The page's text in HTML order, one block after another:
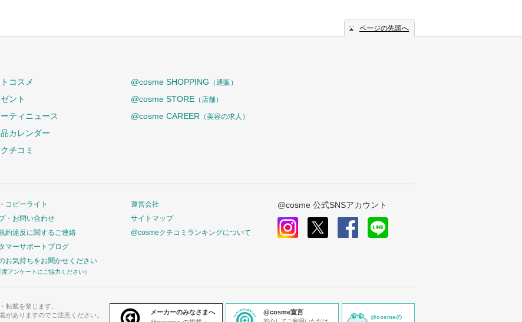
ページの先頭へ
コスメ
ント
ティニュース
カレンダー
チコミ
@cosme SHOPPING （通販）
@cosme STORE （店舗）
@cosme CAREER （美容の求人）
コピーライト
・お問い合わせ
約違反に関するご連絡
マーサポートブログ
お気持ちをお聞かせください
度アンケートにご協力ください）
運営会社
サイトマップ
@cosmeクチコミランキングについて
@cosme 公式SNSアカウント
転載を禁じます。
がありますのでご注意ください。
メーカーのみなさまへ
@cosme宣言
@cosmeの